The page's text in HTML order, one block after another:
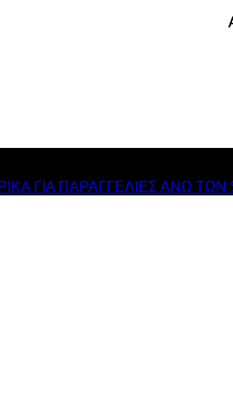
ΓΙΑ ΠΑΡΑΓΓΕΛΙΕΣ ΑΝΩ ΤΩΝ